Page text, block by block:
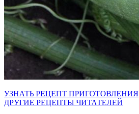
УЗНАТЬ РЕЦЕПТ ПРИГОТОВЛЕНИЯ
ДРУГИЕ РЕЦЕПТЫ ЧИТАТЕЛЕЙ